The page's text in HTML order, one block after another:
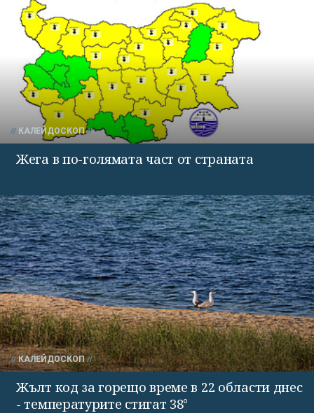
КАЛЕЙДОСКОП
Жега в по-голямата част от страната
КАЛЕЙДОСКОП
Жълт код за горещо време в 22 области днес
- температурите стигат 38°